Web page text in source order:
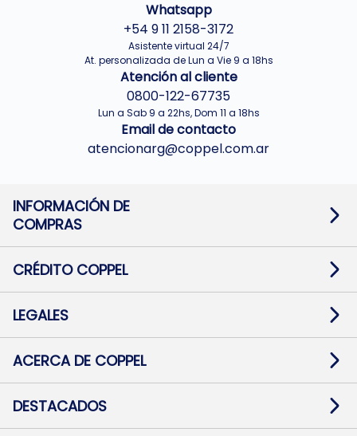
Whatsapp
+54 9 11 2158-3172
Asistente virtual 24/7
At. personalizada de Lun a Vie 9 a 18hs
Atención al cliente
0800-122-67735
Lun a Sab 9 a 22hs, Dom 11 a 18hs
Email de contacto
atencionarg@coppel.com.ar
INFORMACIÓN DE
COMPRAS
Términos y condiciones
Botón de arrepentimiento
Mapa de sitio
CRÉDITO COPPEL
Solicitar Crédito
Medios de Pago
Pago Fácil Online
LEGALES
Baja contratos
Defensa al consumidor CABA
ACERCA DE COPPEL
Trabajá con Nosotros
Preguntas Frecuentes
DESTACADOS